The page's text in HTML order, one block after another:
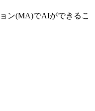
ン(MA)でAIができるこ